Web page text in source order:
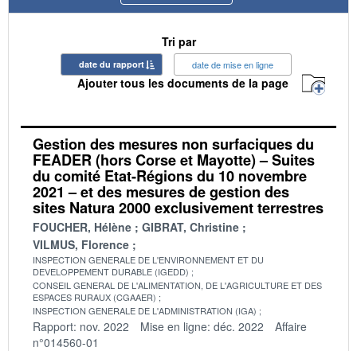
Tri par
date du rapport date de mise en ligne
Ajouter tous les documents de la page
Gestion des mesures non surfaciques du
FEADER (hors Corse et Mayotte) – Suites
du comité Etat-Régions du 10 novembre
2021 – et des mesures de gestion des
sites Natura 2000 exclusivement terrestres
FOUCHER, Hélène
GIBRAT, Christine
VILMUS, Florence
INSPECTION GENERALE DE L'ENVIRONNEMENT ET DU
DEVELOPPEMENT DURABLE (IGEDD)
CONSEIL GENERAL DE L'ALIMENTATION, DE L'AGRICULTURE ET DES
ESPACES RURAUX (CGAAER)
INSPECTION GENERALE DE L'ADMINISTRATION (IGA)
Rapport: nov. 2022 Mise en ligne: déc. 2022
Affaire
n°014560-01